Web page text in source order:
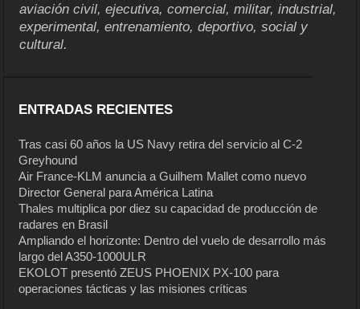
aviación civil, ejecutiva, comercial, militar, industrial,
experimental, entrenamiento, deportivo, social y
cultural.
ENTRADAS RECIENTES
Tras casi 60 años la US Navy retira del servicio al C-2
Greyhound
Air France-KLM anuncia a Guilhem Mallet como nuevo
Director General para América Latina
Thales multiplica por diez su capacidad de producción de
radares en Brasil
Ampliando el horizonte: Dentro del vuelo de desarrollo más
largo del A350-1000ULR
EKOLOT presentó ZEUS PHOENIX PX-100 para
operaciones tácticas y las misiones críticas